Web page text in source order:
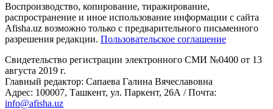
Воспроизводство, копирование, тиражирование,
распространение и иное использование информации с сайта
Afisha.uz возможно только с предварительного письменного
разрешения редакции. Пользовательское соглашение
Свидетельство регистрации электронного СМИ №0400 от 13
августа 2019 г.
Главный редактор: Сапаева Галина Вячеславовна
Адрес: 100007, Ташкент, ул. Паркент, 26А / Почта:
info@afisha.uz